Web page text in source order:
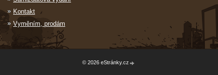
Kontakt
Vyměním, prodám
© 2026 eStránky.cz